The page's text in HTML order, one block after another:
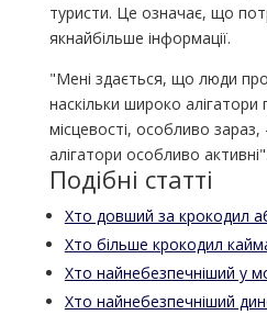
туристи. Це означає, що
якнайбільше інформації.
"Мені здається, що люди
наскільки широко алігатори
місцевості, особливо
алігатори особливо активні".
Подібні статті
Хто довший за крокодил
Хто більше крокодил
Хто найнебезпечніший у
Хто найнебезпечніший